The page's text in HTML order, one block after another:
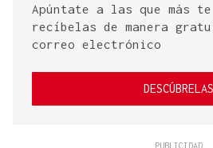
Apúntate a las que más
recíbelas de manera
correo electrónico
DESCÚBRELAS